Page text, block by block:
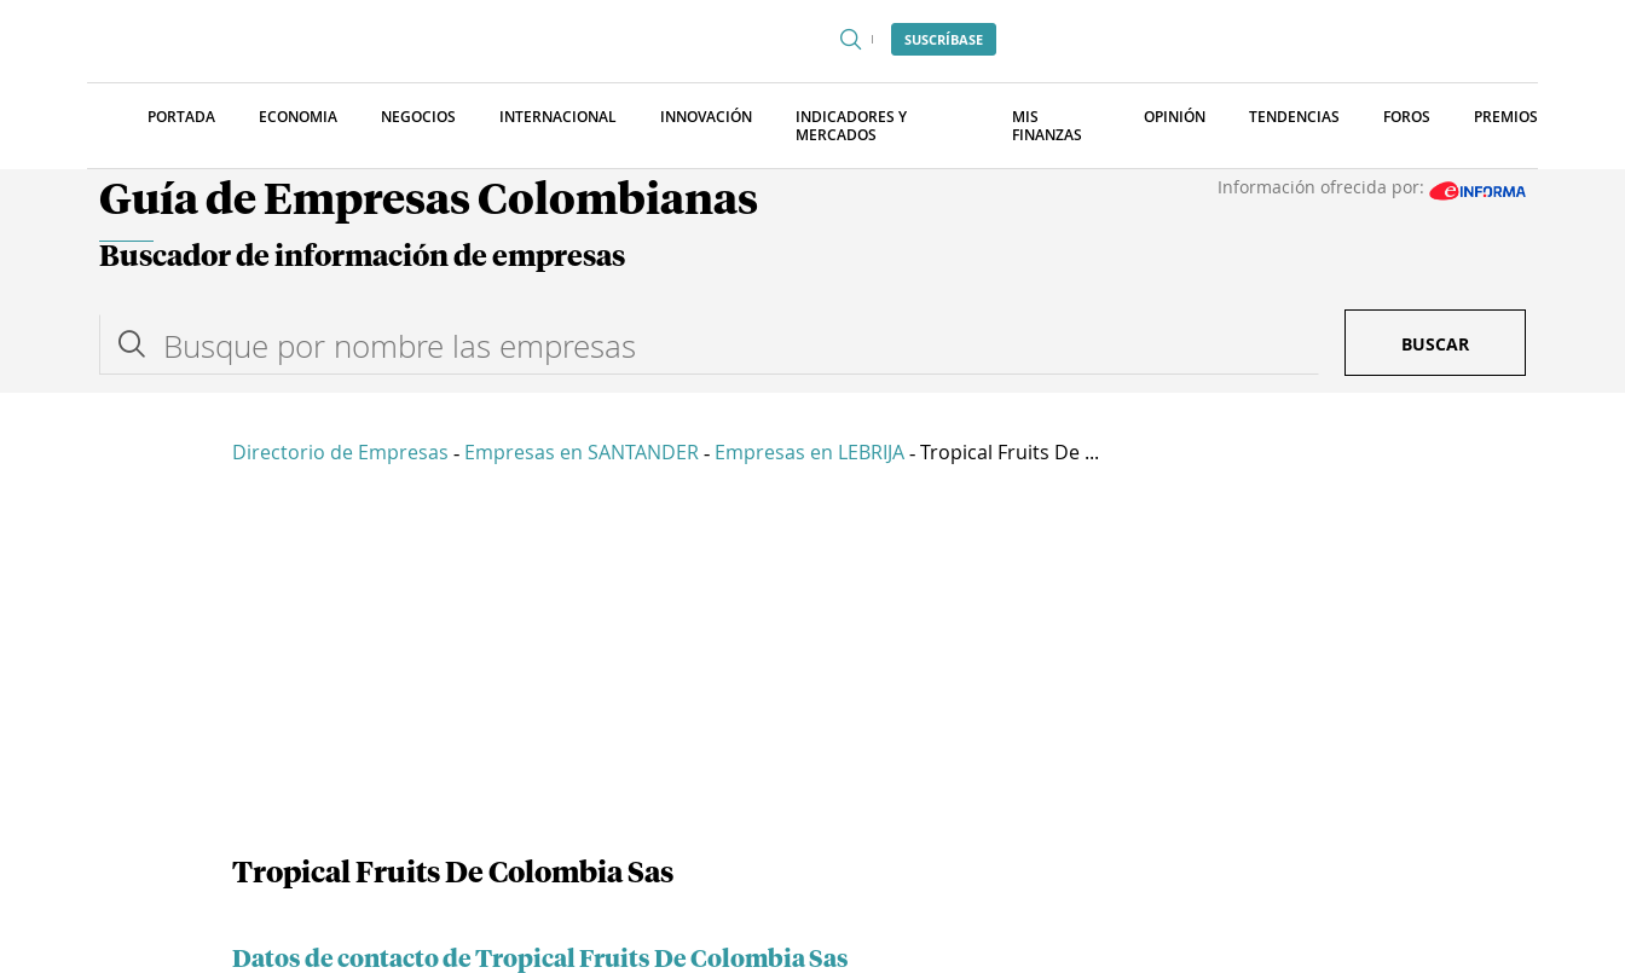
SUSCRÍBASE
PORTADA ECONOMIA NEGOCIOS INTERNACIONAL INNOVACIÓN
INDICADORES Y
MERCADOS
MIS
FINANZAS
OPINIÓN TENDENCIAS FOROS PREMIOS
Guía de Empresas Colombianas Información ofrecida por:
Buscador de información de empresas
BUSCAR
Directorio de Empresas - Empresas en SANTANDER - Empresas en LEBRIJA - Tropical Fruits De ...
Tropical Fruits De Colombia Sas
Datos de contacto de Tropical Fruits De Colombia Sas